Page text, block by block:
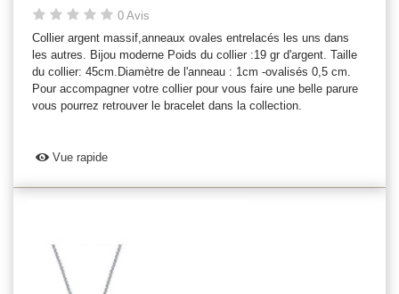
0 Avis
Collier argent massif,anneaux ovales entrelacés les uns dans
les autres. Bijou moderne Poids du collier :19 gr d'argent. Taille
du collier: 45cm.Diamètre de l'anneau : 1cm -ovalisés 0,5 cm.
Pour accompagner votre collier pour vous faire une belle parure
vous pourrez retrouver le bracelet dans la collection.
Vue rapide